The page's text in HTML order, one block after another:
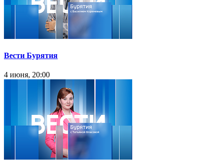
Вести Бурятия
4 июня, 20:00